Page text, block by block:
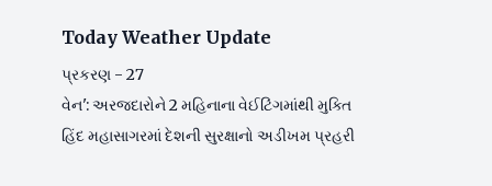
Today Weather Update
પ્રકરણ - 27
વેન': અરજદારોને 2 મહિનાના વેઈટિંગમાંથી મુક્તિ
હિંદ મહાસાગરમાં દેશની સુરક્ષાનો અડીખમ પ્રહરી